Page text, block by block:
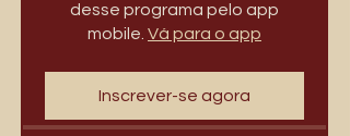
desse programa pelo app
mobile. Vá para o app
Inscrever-se agora